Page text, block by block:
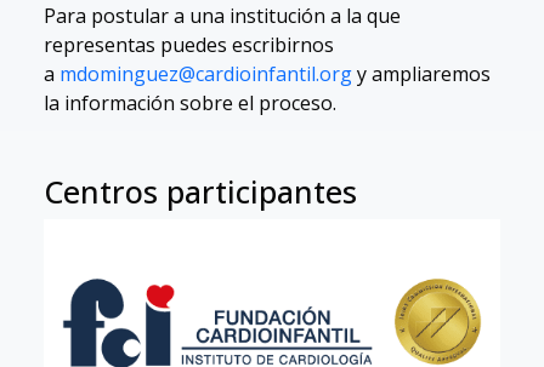
Para postular a una institución a la que
representas puedes escribirnos
a mdominguez@cardioinfantil.orgy ampliaremos
la información sobre el proceso.
Centros participantes